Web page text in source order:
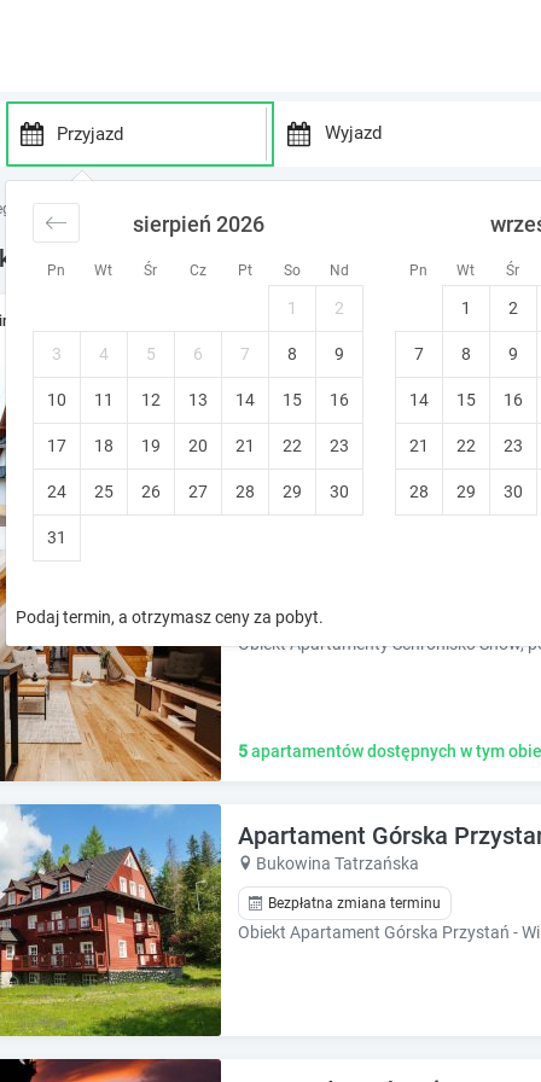
P
e
s
s
d
o
w
n
r
e
y
t
o
i
n
t
e
r
a
c
t
w
i
t
h
t
h
d
w
a
e
y
n
r
a
t
w
Pn Wt Śr Cz Pt So Nd Pn Wt Śr
sierpień 2026
1 2
3 4 5 6 7 8 9
10 11 12 13 14 15 16
17 18 19 20 21 22 23
24 25 26 27 28 29 30
31
1 2
7 8 9
14 15 16
21 22 23
28 29 30
Podaj termin, a otrzymasz ceny za pobyt.
w górach
Tatrzańska
Willa na Olczańskim
Bukowina Tatrzańska• 9.6 Wyjątkowy!
Śniadanie Bezpłatne anulowanie
Natychmiastowa rezerwacja
4apartamentów dostępnych w tym
Bukowina Tatrzańska
5apartamentów dostępnych w tym
Apartament Górska
Bukowina Tatrzańska
Bezpłatna zmiana terminu